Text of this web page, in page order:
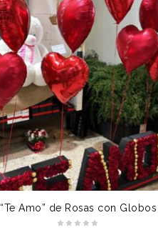
“Te Amo” de Rosas con Globos